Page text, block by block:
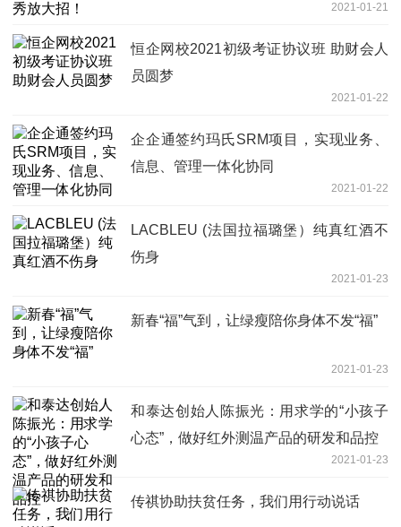
2021-01-21
恒企网校2021初级考证协议班 助财会人
员圆梦
2021-01-22
企企通签约玛氏SRM项目，实现业务、
信息、管理一体化协同
2021-01-22
LACBLEU (法国拉福璐堡）纯真红酒不
伤身
2021-01-23
新春“福”气到，让绿瘦陪你身体不发“福”
2021-01-23
和泰达创始人陈振光：用求学的“小孩子
心态”，做好红外测温产品的研发和品控
2021-01-23
传祺协助扶贫任务，我们用行动说话